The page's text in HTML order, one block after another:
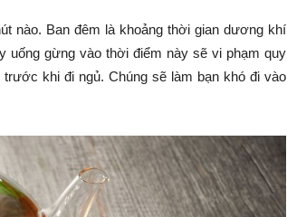
nào. Ban đêm là khoảng thời gian dương khí
uống gừng vào thời điểm này sẽ vi phạm quy
khi đi ngủ. Chúng sẽ làm bạn khó đi vào